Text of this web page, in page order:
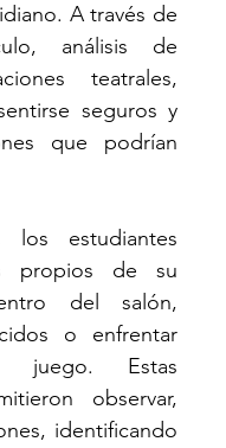
A través de
análisis de
teatrales,
seguros y
que podrían
estudiantes
propios de su
del salón,
o enfrentar
juego. Estas
observar,
identificando